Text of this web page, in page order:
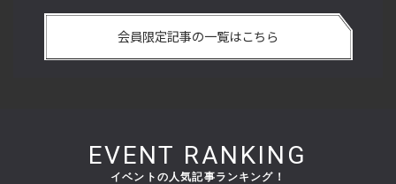
の強さは 「若さ」だけじゃないから説明します！【ストーム
久保のプロ格闘ゲーマーのゲンバから！ 第50回】
会員限定記事の一覧はこちら
EVENT RANKING
イベントの人気記事ランキング！